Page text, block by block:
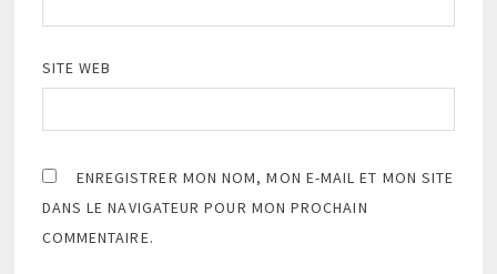
SITE WEB
ENREGISTRER MON NOM, MON E-MAIL ET MON SITE
DANS LE NAVIGATEUR POUR MON PROCHAIN
COMMENTAIRE.